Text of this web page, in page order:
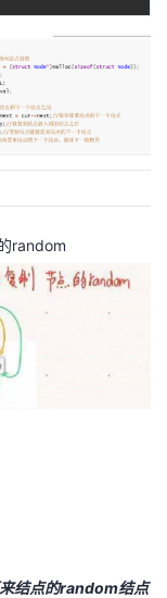
random
结点的random结点